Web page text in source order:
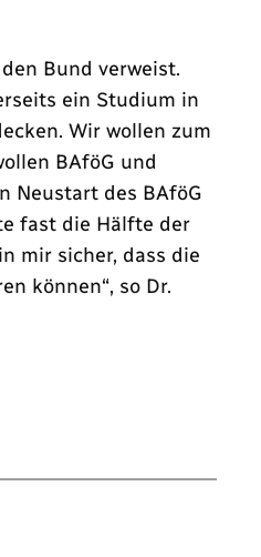
Bund verweist.
ein Studium in
Wir wollen zum
BAföG und
Neustart des BAföG
fast die Hälfte der
mir sicher, dass die
können“, so Dr.